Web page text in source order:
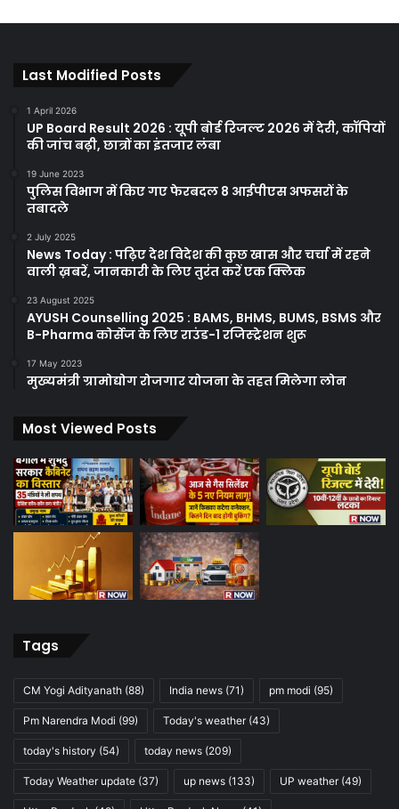
Last Modified Posts
1 April 2026
UP Board Result 2026 : यूपी बोर्ड रिजल्ट 2026 में देरी, कॉपियों
की जांच बढ़ी, छात्रों का इंतजार लंबा
19 June 2023
पुलिस विभाग में किए गए फेरबदल 8 आईपीएस अफसरों के
तबादले
2 July 2025
News Today : पढ़िए देश विदेश की कुछ खास और चर्चा में रहने
वाली ख़बरें, जानकारी के लिए तुरंत करें एक क्लिक
23 August 2025
AYUSH Counselling 2025 : BAMS, BHMS, BUMS, BSMS और
B-Pharma कोर्सेज के लिए राउंड-1 रजिस्ट्रेशन शुरू
17 May 2023
मुख्यमंत्री ग्रामोद्योग रोजगार योजना के तहत मिलेगा लोन
Most Viewed Posts
Tags
CM Yogi Adityanath (88) India news (71) pm modi (95)
Pm Narendra Modi (99) Today's weather(43)
today's history (54) today news (209)
Today Weather update (37) up news (133) UP weather(49)